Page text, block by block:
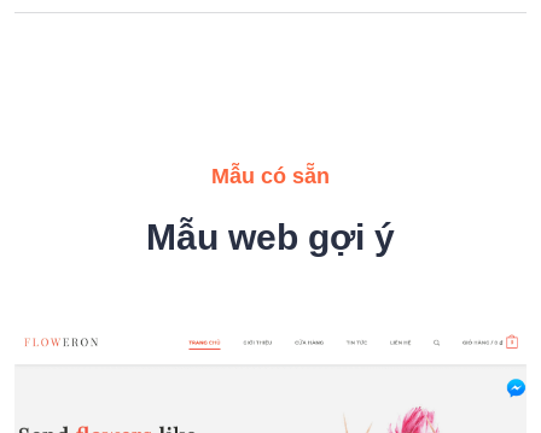
Mẫu có sẵn
Mẫu web gợi ý